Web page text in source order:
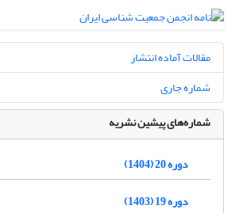
مقالات آماده انتشار
شماره جاری
شماره‌های پیشین نشریه
دوره 20 (1404)
دوره 19 (1403)